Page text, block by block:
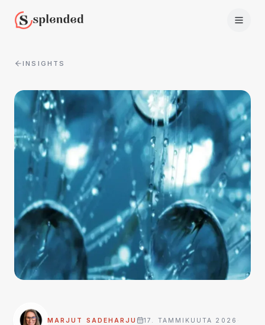
INSIGHTS
MARJUT SADEHARJU 17. TAMMIKUUTA 2026